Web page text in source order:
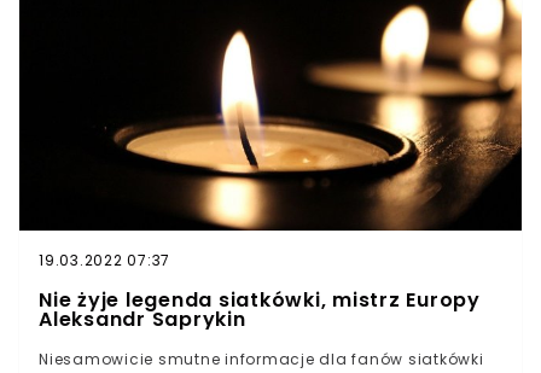
pokonać nowotwór. Niestety teraz spotkała go kolejna
tragedia. Thompson i jego małżonka stracili
dziecko.Kibice są wstrząśnięci tragiczną historią Joe
Thompsona, wychowanka Manchesteru UnitedPiłkarz
zasłynął tym, że dwa razy wygrał walkę z
nowotworemNiestety piłkarz i jego rodzina przeżywają
teraz rodzinny dramat. Zmarł synek 32-latka i jego
małżonki Wiadomości, które napłynęły do nas z Anglii,
są niesamowicie smutne. Wielką rodzinną tragedię
przeżywa Joe Thompson, były piłkarz, wychowanek
Manchesteru United. On i jego małżonka stracili dziecko.
19.03.2022 07:37
Nie żyje legenda siatkówki, mistrz Europy
Aleksandr Saprykin
Niesamowicie smutne informacje dla fanów siatkówki